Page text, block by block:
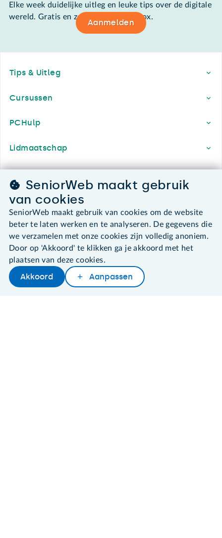
Later lezen Delen Woordenboek
Elke week duidelijke uitleg en leuke tips over de digitale
wereld. Gratis en zomaar in de mailbox.
Aanmelden
Tips & Uitleg
Cursussen
PCHulp
Lidmaatschap
Over SeniorWeb
SeniorWeb.
De computerhulp voor u.
030 - 276 99 65
leden@seniorweb.nl
SeniorWeb maakt gebruik
van cookies
SeniorWeb maakt gebruik van cookies om de website
beter te laten werken en te analyseren. De gegevens die
we verzamelen met onze cookies zijn volledig anoniem.
Door op 'Akkoord' te klikken ga je akkoord met het
plaatsen van deze cookies.
Akkoord Aanpassen